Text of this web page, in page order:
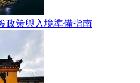
政策與入境準備指南